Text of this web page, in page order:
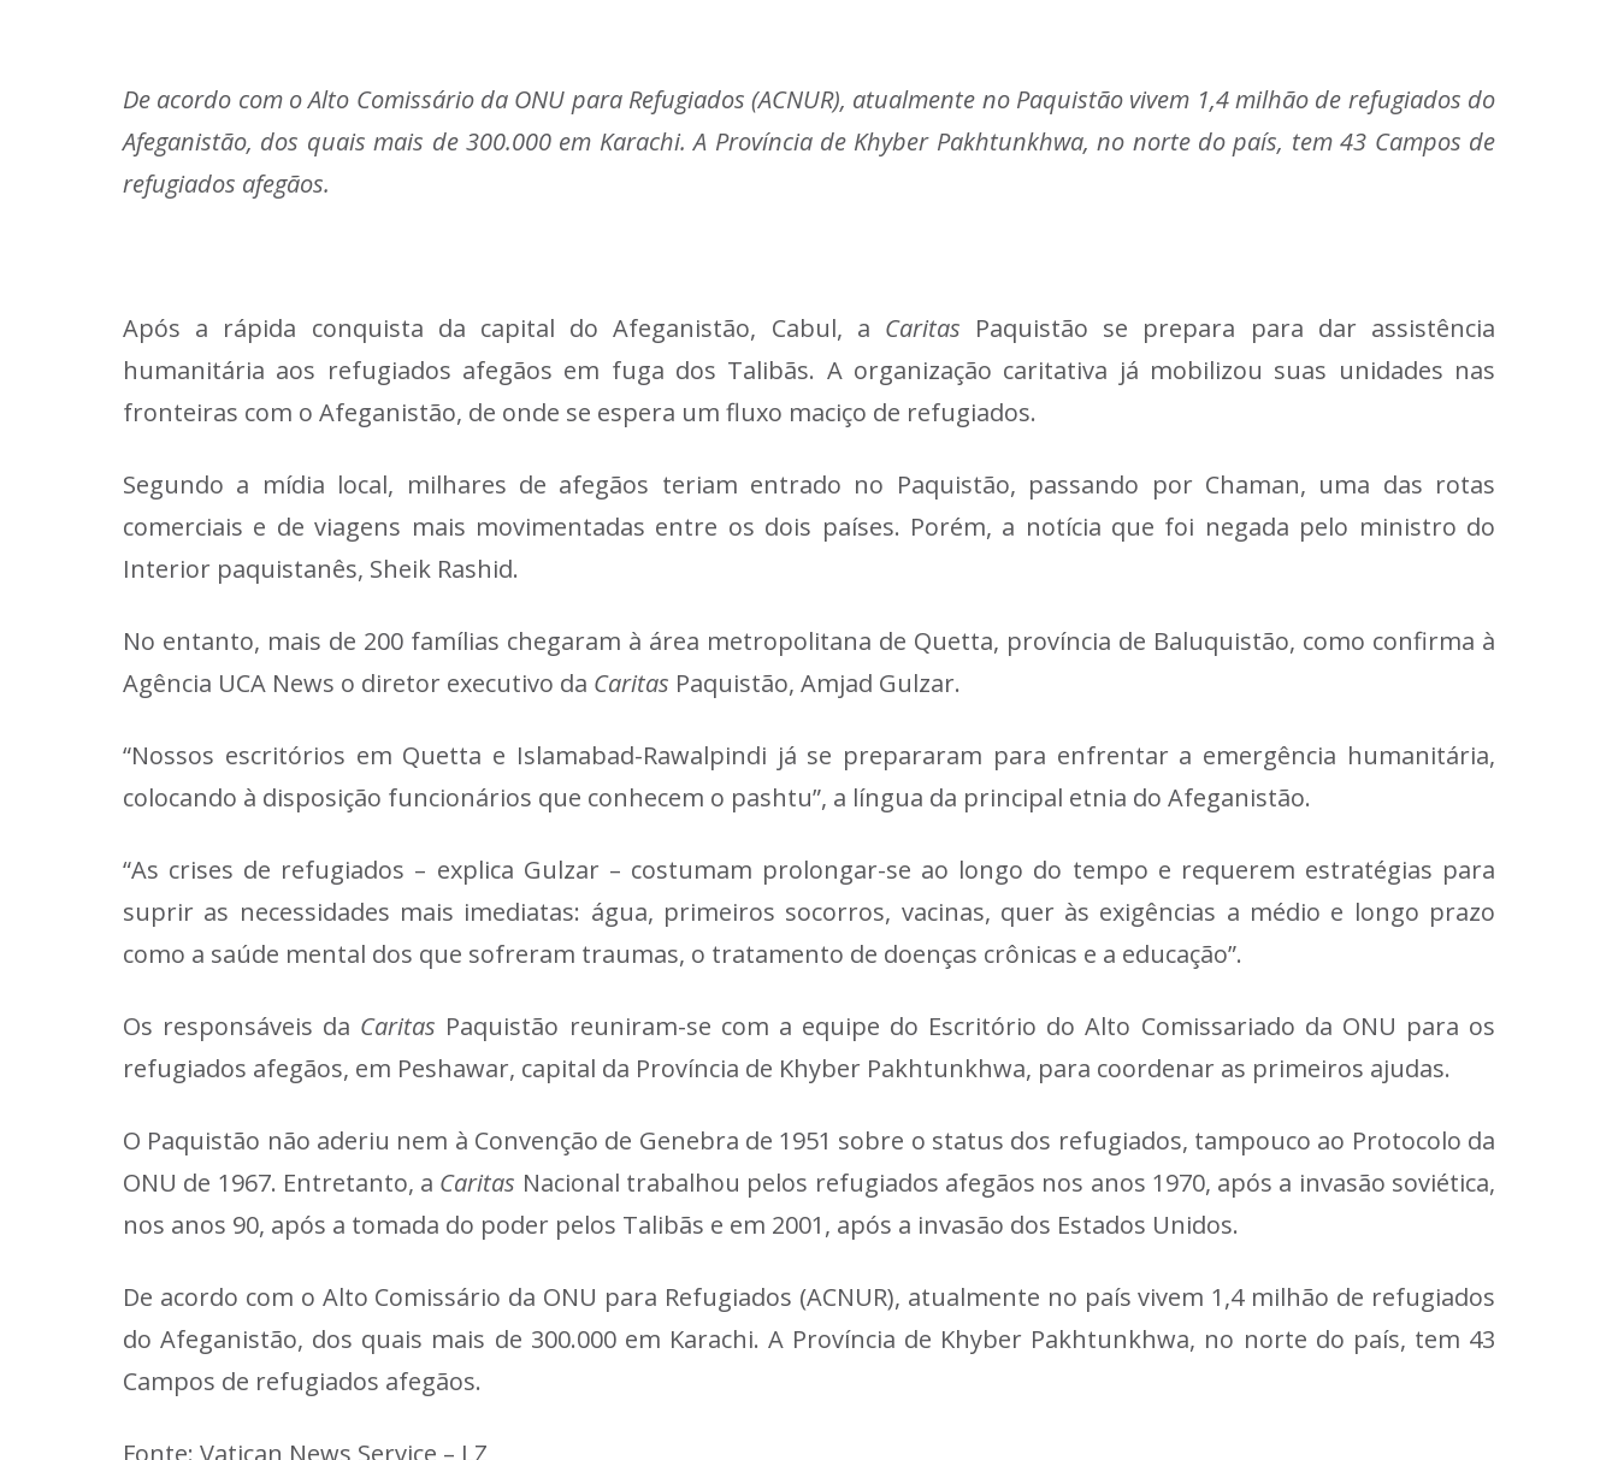
De acordo com o Alto Comissário da ONU para Refugiados (ACNUR), atualmente no Paquistão vivem 1,4 milhão de refugiados do
Afeganistão, dos quais mais de 300.000 em Karachi. A Província de Khyber Pakhtunkhwa, no norte do país, tem 43 Campos de
refugiados afegãos.
Após a rápida conquista da capital do Afeganistão, Cabul, a Caritas Paquistão se prepara para dar assistência
humanitária aos refugiados afegãos em fuga dos Talibãs. A organização caritativa já mobilizou suas unidades nas
fronteiras com o Afeganistão, de onde se espera um fluxo maciço de refugiados.
Segundo a mídia local, milhares de afegãos teriam entrado no Paquistão, passando por Chaman, uma das rotas
comerciais e de viagens mais movimentadas entre os dois países. Porém, a notícia que foi negada pelo ministro do
Interior paquistanês, Sheik Rashid.
No entanto, mais de 200 famílias chegaram à área metropolitana de Quetta, província de Baluquistão, como confirma à
Agência UCA News o diretor executivo da Caritas Paquistão, Amjad Gulzar.
“Nossos escritórios em Quetta e Islamabad-Rawalpindi já se prepararam para enfrentar a emergência humanitária,
colocando à disposição funcionários que conhecem o pashtu”, a língua da principal etnia do Afeganistão.
“As crises de refugiados – explica Gulzar – costumam prolongar-se ao longo do tempo e requerem estratégias para
suprir as necessidades mais imediatas: água, primeiros socorros, vacinas, quer às exigências a médio e longo prazo
como a saúde mental dos que sofreram traumas, o tratamento de doenças crônicas e a educação”.
Os responsáveis da Caritas Paquistão reuniram-se com a equipe do Escritório do Alto Comissariado da ONU para os
refugiados afegãos, em Peshawar, capital da Província de Khyber Pakhtunkhwa, para coordenar as primeiros ajudas.
O Paquistão não aderiu nem à Convenção de Genebra de 1951 sobre o status dos refugiados, tampouco ao Protocolo da
ONU de 1967. Entretanto, a Caritas Nacional trabalhou pelos refugiados afegãos nos anos 1970, após a invasão soviética,
nos anos 90, após a tomada do poder pelos Talibãs e em 2001, após a invasão dos Estados Unidos.
De acordo com o Alto Comissário da ONU para Refugiados (ACNUR), atualmente no país vivem 1,4 milhão de refugiados
do Afeganistão, dos quais mais de 300.000 em Karachi. A Província de Khyber Pakhtunkhwa, no norte do país, tem 43
Campos de refugiados afegãos.